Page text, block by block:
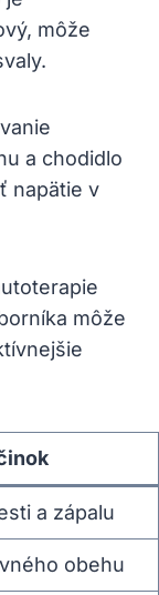
môže
a chodidlo
napätie v
môže
a zápalu
obehu